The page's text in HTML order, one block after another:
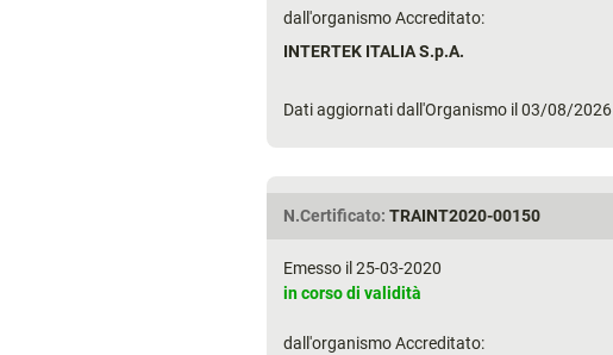
dall'organismo Accreditato:
INTERTEK ITALIA S.p.A.
Dati aggiornati dall'Organismo il 03/08/2026
N.Certificato: TRAINT2020-00150
Emesso il 25-03-2020
in corso di validità
dall'organismo Accreditato: